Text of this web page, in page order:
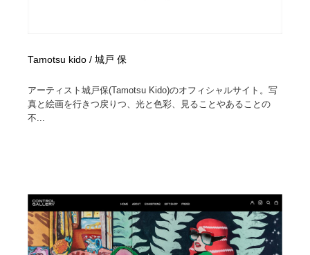
Tamotsu kido / 城戸 保
アーティスト城戸保(Tamotsu Kido)のオフィシャルサイト。写
真と絵画を行きつ戻りつ、光と色彩、見ることやあることの
不...